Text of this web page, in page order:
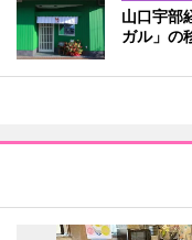
山口宇部
ガル」の